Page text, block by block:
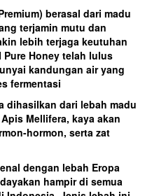
berasal dari madu
terjamin mutu dan
lebih terjaga keutuhan
Honey telah lulus
kandungan air yang
fermentasi
dihasilkan dari lebah madu
Mellifera, kaya akan
hormon, serta zat
dengan lebah Eropa
hampir di semua